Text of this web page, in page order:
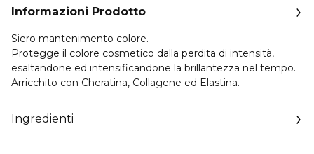
Informazioni Prodotto
Siero mantenimento colore.
Protegge il colore cosmetico dalla perdita di intensità,
esaltandone ed intensificandone la brillantezza nel tempo.
Arricchito con Cheratina, Collagene ed Elastina.
Ingredienti